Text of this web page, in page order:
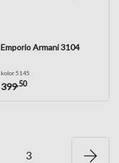
Emporio Armani 3104
kolor 5145
399,50
3